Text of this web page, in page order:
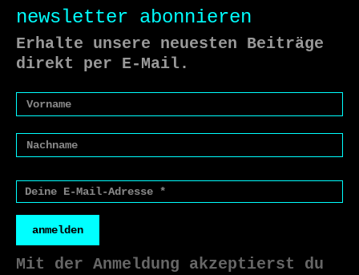
newsletter abonnieren
Erhalte unsere neuesten Beiträge
direkt per E-Mail.
anmelden
Mit der Anmeldung akzeptierst du